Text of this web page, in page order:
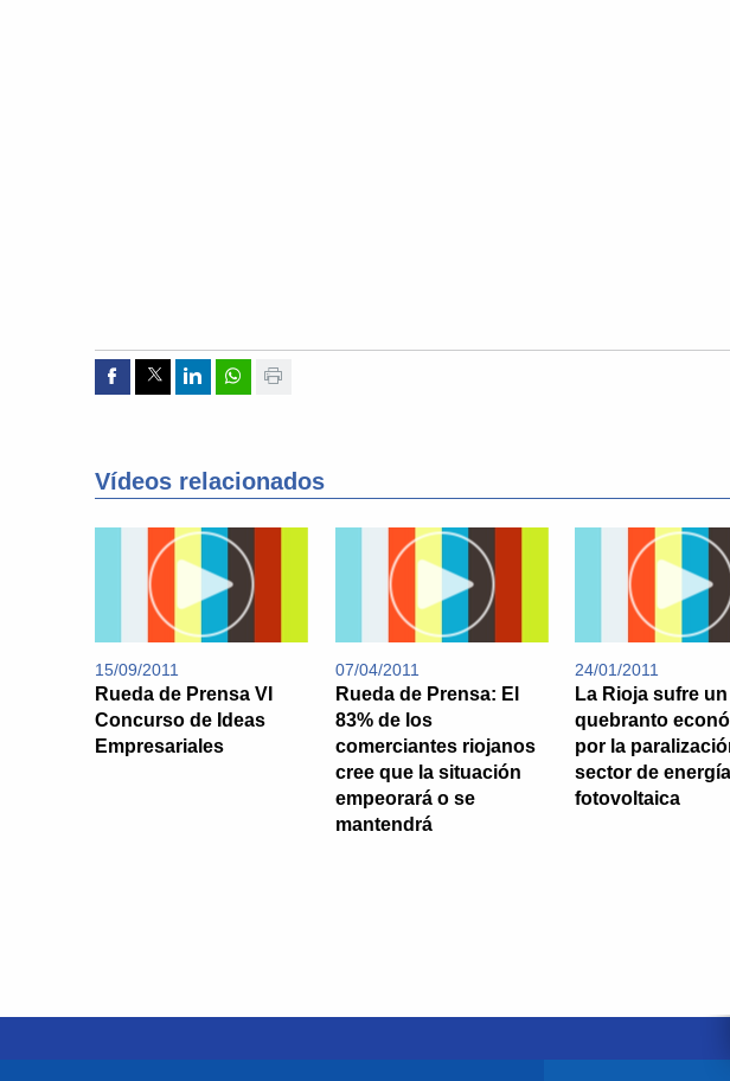
Compartir por Facebook
Compartir por Twitter
Compartir por Linkedin
Compartir por whatsapp
Vídeos relacionados
15/09/2011
Rueda de Prensa VI
Concurso de Ideas
Empresariales
07/04/2011
Rueda de Prensa: El
83% de los
comerciantes riojanos
cree que la situación
empeorará o se
mantendrá
24/01/2011
La Rioja sufre un
quebranto
por la
sector de
fotovoltaica